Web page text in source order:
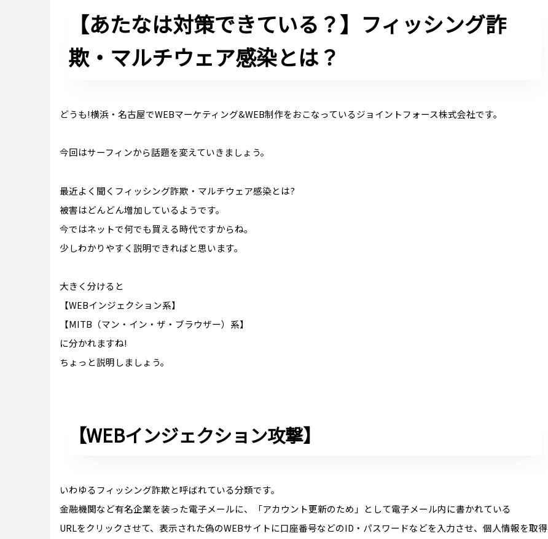
【あたなは対策できている？】フィッシング詐
欺・マルチウェア感染とは？
どうも!横浜・名古屋でWEBマーケティング&WEB制作をおこなっているジョイントフォース株式会社です。
今回はサーフィンから話題を変えていきましょう。
最近よく聞くフィッシング詐欺・マルチウェア感染とは?
被害はどんどん増加しているようです。
今ではネットで何でも買える時代ですからね。
少しわかりやすく説明できればと思います。
大きく分けると
【WEBインジェクション系】
【MITB（マン・イン・ザ・ブラウザー）系】
に分かれますね!
ちょっと説明しましょう。
【WEBインジェクション攻撃】
いわゆるフィッシング詐欺と呼ばれている分類です。
金融機関など有名企業を装った電子メールに、「アカウント更新のため」として電子メール内に書かれている
URLをクリックさせて、表示された偽のWEBサイトに口座番号などのID・パスワードなどを入力させ、個人情報を取得